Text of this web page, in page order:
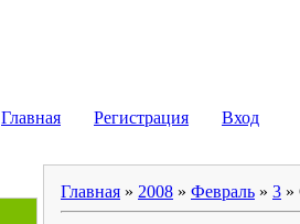
Главная Регистрация Вход
Главная » 2008 » Февраль » 3 »